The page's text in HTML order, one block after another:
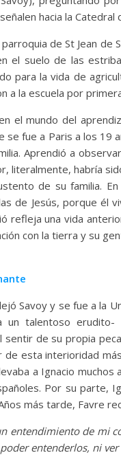
hacia la Catedral
de St Jean de
el suelo de las
para la vida de
a la escuela por
el mundo del
se fue a Paris a los 19
Aprendió a
literalmente, habría
de su familia.
de Jesús, porque él
refleja una vida
con la tierra y su
Savoy y se fue a la
un talentoso erudito-
sentir de su propia
de esta interioridad
a Ignacio
Por su parte,
más tarde, Favre
entendimiento de mi
entenderlos, ni ver